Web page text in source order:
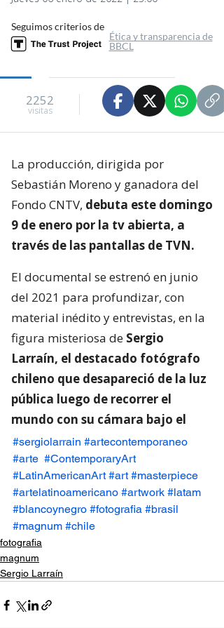
#sergiolarrain #artecontemporaneo
#arte #ContemporaryArt
#LatinAmericanArt #art #masterpiece
#artelatinoamericano #artwork #latam
#blancoynegro #fotografia #brasil
#magnum #chile
fotografia
magnum
Sergio Larraín